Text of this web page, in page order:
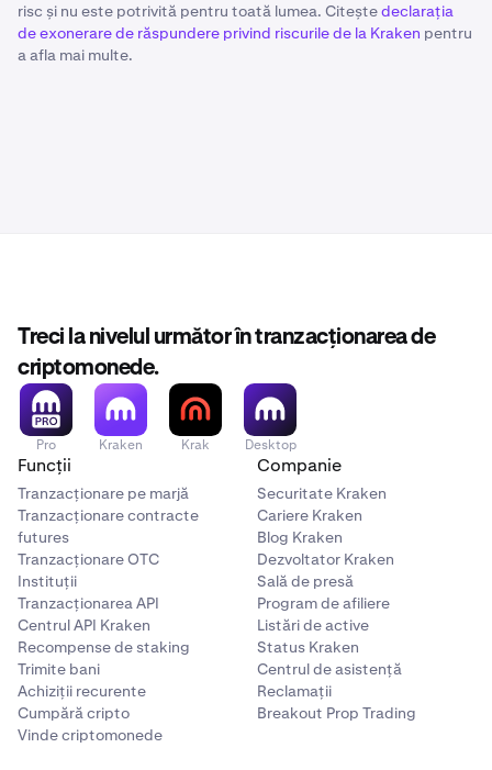
risc și nu este potrivită pentru toată lumea. Citeștedeclarația
de exonerare de răspundere privind riscurile de la Kraken pentru
a afla mai multe.
Treci la nivelul următor în tranzacționarea de
criptomonede.
Pro Kraken Krak Desktop
Funcții
Tranzacționare pe marjă
Tranzacționare contracte
futures
Tranzacționare OTC
Instituții
Tranzacționarea API
Centrul API Kraken
Recompense de staking
Trimite bani
Achiziții recurente
Cumpără cripto
Vinde criptomonede
Companie
Securitate Kraken
Cariere Kraken
Blog Kraken
Dezvoltator Kraken
Sală de presă
Program de afiliere
Listări de active
Status Kraken
Centrul de asistență
Reclamații
Breakout Prop Trading